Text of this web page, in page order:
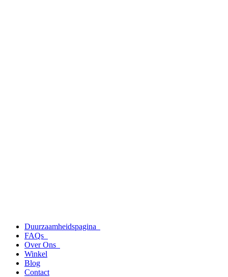
Duurzaamheidspagina
FAQs
Over Ons
Winkel
Blog
Contact